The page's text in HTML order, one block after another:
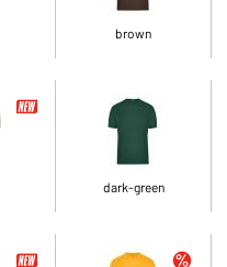
brown
dark-green